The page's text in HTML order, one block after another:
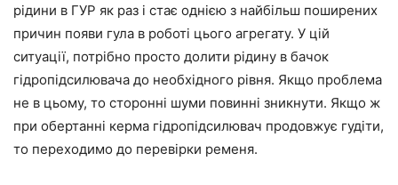
рідини в ГУР як раз і стає однією з найбільш поширених
причин появи гула в роботі цього агрегату. У цій
ситуації, потрібно просто долити рідину в бачок
гідропідсилювача до необхідного рівня. Якщо проблема
не в цьому, то сторонні шуми повинні зникнути. Якщо ж
при обертанні керма гідропідсилювач продовжує гудіти,
то переходимо до перевірки ременя.